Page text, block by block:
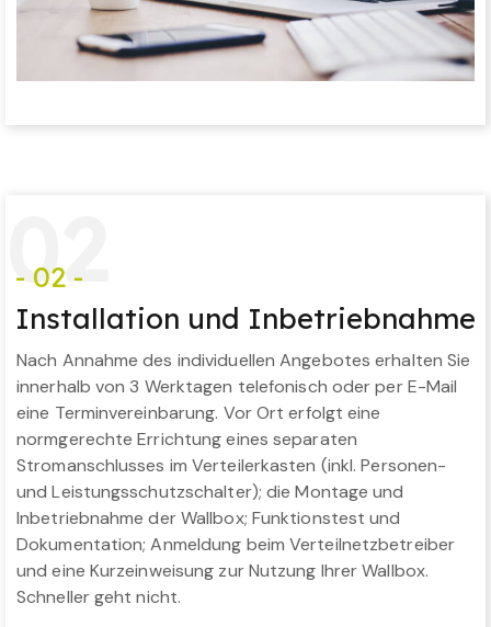
02
- 02 -
Installation und Inbetriebnahme
Nach Annahme des individuellen Angebotes erhalten Sie
innerhalb von 3 Werktagen telefonisch oder per E-Mail
eine Terminvereinbarung. Vor Ort erfolgt eine
normgerechte Errichtung eines separaten
Stromanschlusses im Verteilerkasten (inkl. Personen-
und Leistungsschutzschalter); die Montage und
Inbetriebnahme der Wallbox; Funktionstest und
Dokumentation; Anmeldung beim Verteilnetzbetreiber
und eine Kurzeinweisung zur Nutzung Ihrer Wallbox.
Schneller geht nicht.